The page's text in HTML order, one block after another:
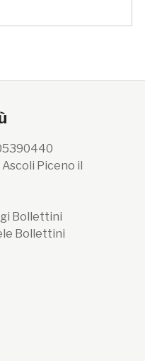
Piceno il
Bollettini
Bollettini